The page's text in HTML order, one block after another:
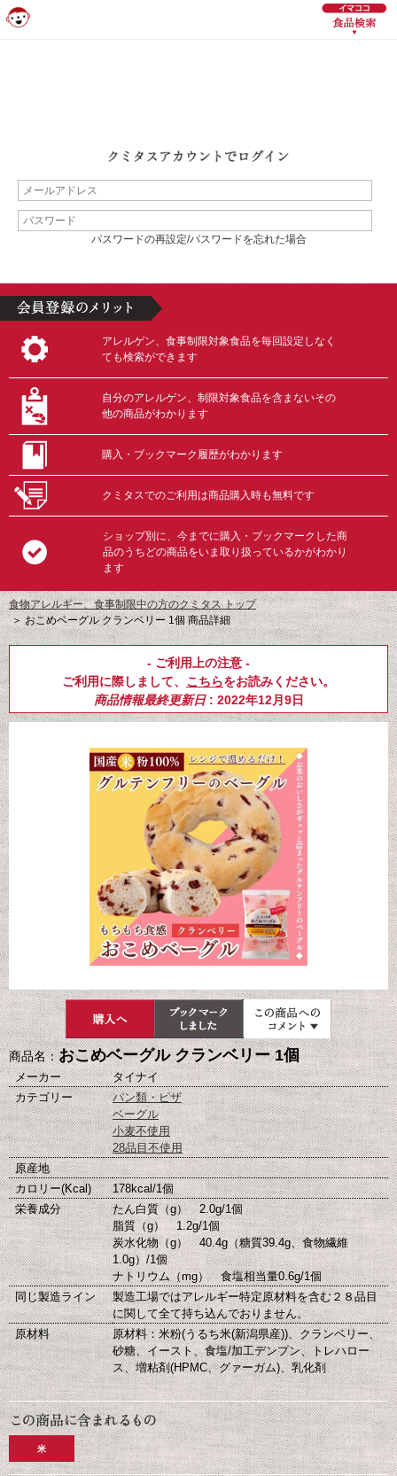
パスワードの再設定/パスワードを忘れた場合
アレルゲン、食事制限対象食品を毎回設定しなく
ても検索ができます
自分のアレルゲン、制限対象食品を含まないその
他の商品がわかります
購入・ブックマーク履歴がわかります
クミタスでのご利用は商品購入時も無料です
ショップ別に、今までに購入・ブックマークした商
品のうちどの商品をいま取り扱っているかがわかり
ます
食物アレルギー、食事制限中の方のクミタス トップ
＞おこめベーグル クランベリー 1個 商品詳細
- ご利用上の注意 -
ご利用に際しまして、 こちらをお読みください。
商品情報最終更新日: 2022年12月9日
商品名：おこめベーグル クランベリー 1個
メーカー
タイナイ
カテゴリー
パン類・ピザ
ベーグル
小麦不使用
28品目不使用
原産地
カロリー(Kcal)
178kcal/1個
栄養成分
たん白質（g） 2.0g/1個
脂質（g） 1.2g/1個
炭水化物（g） 40.4g（糖質39.4g、食物繊維
1.0g）/1個
ナトリウム（mg） 食塩相当量0.6g/1個
同じ製造ライン
製造工場ではアレルギー特定原材料を含む２８品目
に関して全て持ち込んでおりません。
原材料
原材料：米粉(うるち米(新潟県産))、クランベリー、
砂糖、イースト、食塩/加工デンプン、トレハロー
ス、増粘剤(HPMC、グァーガム)、乳化剤
米